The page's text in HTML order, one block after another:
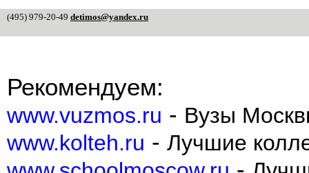
(495) 979-20-49 detimos@yandex.ru
Рекомендуем:
www.vuzmos.ru - Вузы
www.kolteh.ru - Лучшие